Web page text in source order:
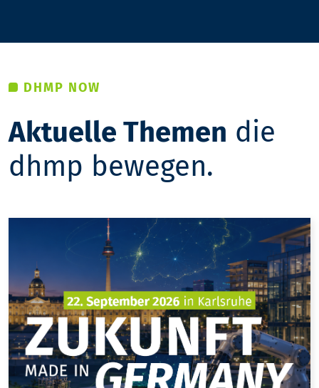
6
7
8
9
DHMP NOW
Aktuelle Themen die
dhmp bewegen.